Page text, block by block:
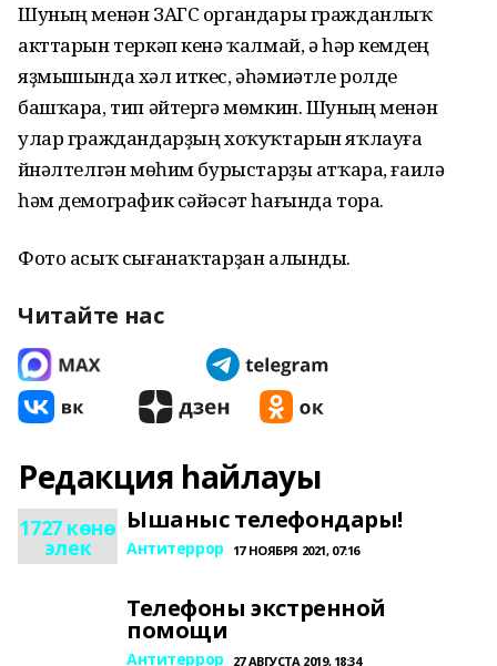
Шуның менән ЗАГС органдары гражданлыҡ
акттарын теркәп кенә ҡалмай, ә һәр кемдең
яҙмышында хәл иткес, әһәмиәтле ролде
башҡара, тип әйтергә мөмкин. Шуның менән
улар граждандарҙың хоҡуҡтарын яҡлауға
йүнәлтелгән мөһим бурыстарҙы атҡара, ғаилә
һәм демографик сәйәсәт һағында тора.
Фото асыҡ сығанаҡтарҙан алынды.
Читайте нас
Редакция һайлауы
1727 көнө
элек
Ышаныс телефондары!
Антитеррор 17 НОЯБРЯ 2021, 07:16
Телефоны экстренной
помощи
Антитеррор 27 АВГУСТА 2019, 18:34